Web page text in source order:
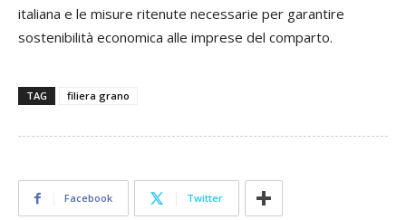
italiana e le misure ritenute necessarie per garantire
sostenibilità economica alle imprese del comparto.
TAG filiera grano
Facebook Twitter